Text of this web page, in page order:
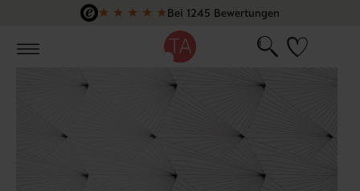
Zum Hauptinhalt springen
★ ★ ★ ★ ★Bei 1245 Bewertungen